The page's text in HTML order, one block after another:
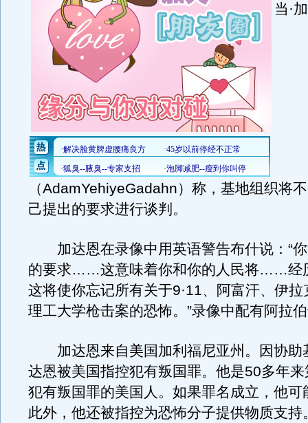
当·
（AdamYehiyeGadahn）称，基地组织将
己提出的要求进行谈判。
加达恩在录像中用英语警告布什说：“你
的要求……这意味着你和你的人民将……经
这将使你忘记所有关于9·11、阿富汗、伊
理工大学枪击案的恐怖。”录像中配有阿拉
加达恩来自美国加利福尼亚州。因协助
达恩被美国指控犯有叛国罪。他是50多年
犯有叛国罪的美国人。如果罪名成立，他可
此外，他还被指控为恐怖分子提供物质支持